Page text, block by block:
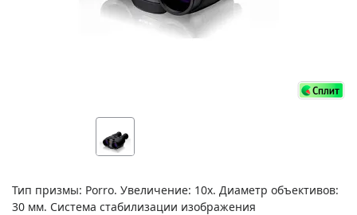
Тип призмы: Porro. Увеличение: 10х. Диаметр объективов:
30 мм. Система стабилизации изображения